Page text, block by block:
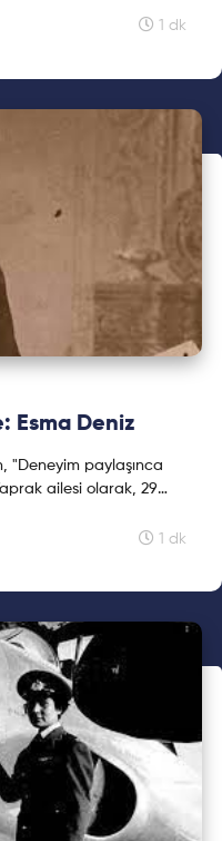
hikayelerini
Hasadına, ilklerin
1 dk
Esma Deniz
"Deneyim paylaşınca
ailesi olarak, 29
hikayelerini
Hasadına, ilklerin
1 dk